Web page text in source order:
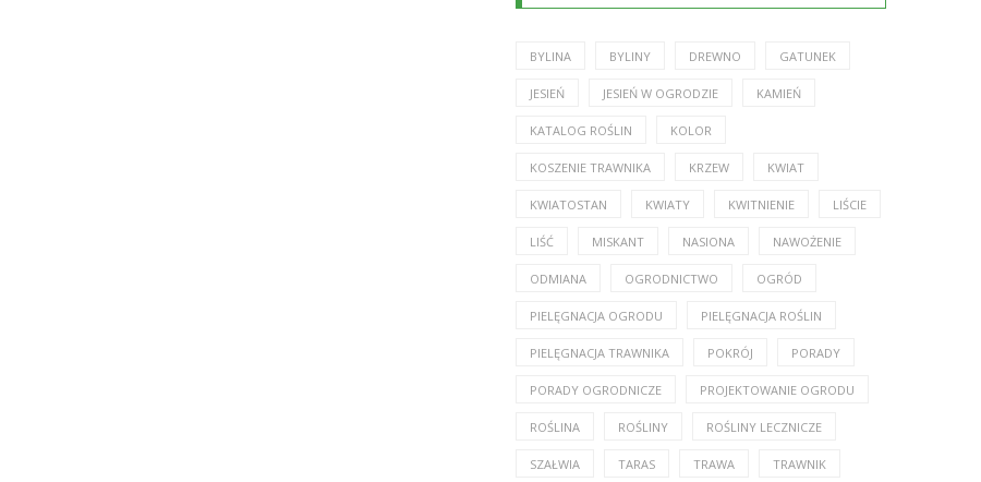
BYLINA BYLINY DREWNO GATUNEK
JESIEŃ JESIEŃ W OGRODZIE KAMIEŃ
KATALOG ROŚLIN KOLOR
KOSZENIE TRAWNIKA KRZEW KWIAT
KWIATOSTAN KWIATY KWITNIENIE LIŚCIE
LIŚĆ MISKANT NASIONA NAWOŻENIE
ODMIANA OGRODNICTWO OGRÓD
PIELĘGNACJA OGRODU PIELĘGNACJA ROŚLIN
PIELĘGNACJA TRAWNIKA POKRÓJ PORADY
PORADY OGRODNICZE PROJEKTOWANIE OGRODU
ROŚLINA ROŚLINY ROŚLINY LECZNICZE
SZAŁWIA TARAS TRAWA TRAWNIK